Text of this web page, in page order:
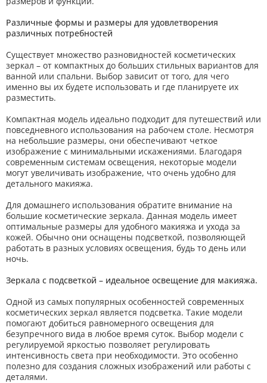
Различные формы и размеры для удовлетворения
различных потребностей
Существует множество разновидностей косметических
зеркал – от компактных до больших стильных вариантов для
ванной или спальни. Выбор зависит от того, для чего
именно вы их будете использовать и где планируете их
разместить.
Компактная модель идеально подходит для путешествий или
повседневного использования на рабочем столе. Несмотря
на небольшие размеры, они обеспечивают четкое
изображение с минимальными искажениями. Благодаря
современным системам освещения, некоторые модели
могут увеличивать изображение, что очень удобно для
детального макияжа.
Для домашнего использования обратите внимание на
большие косметические зеркала. Данная модель имеет
оптимальные размеры для удобного макияжа и ухода за
кожей. Обычно они оснащены подсветкой, позволяющей
работать в разных условиях освещения, будь то день или
ночь.
Зеркала с подсветкой – идеальное освещение для макияжа.
Одной из самых популярных особенностей современных
косметических зеркал является подсветка. Такие модели
помогают добиться равномерного освещения для
безупречного вида в любое время суток. Выбор модели с
регулируемой яркостью позволяет регулировать
интенсивность света при необходимости. Это особенно
полезно для создания сложных изображений или работы с
деталями.